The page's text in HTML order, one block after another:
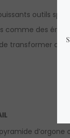
outils
comme des
transformer